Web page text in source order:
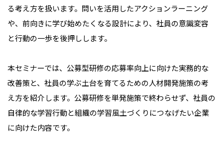
る考え方を扱います。問いを活用したアクションラーニング
や、前向きに学び始めたくなる設計により、社員の意識変容
と行動の一歩を後押しします。
本セミナーでは、公募型研修の応募率向上に向けた実務的な
改善策と、社員の学ぶ土台を育てるための人材開発施策の考
え方を紹介します。公募研修を単発施策で終わらせず、社員の
自律的な学習行動と組織の学習風土づくりにつなげたい企業
に向けた内容です。